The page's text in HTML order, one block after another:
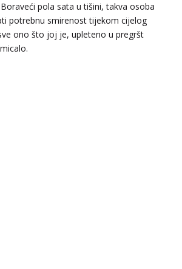
pola sata u tišini, takva osoba
potrebnu smirenost tijekom cijelog
ono što joj je, upleteno u pregršt